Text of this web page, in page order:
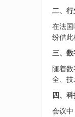
二、
在法
纷借此
三、
随着
全、技
四、
会议